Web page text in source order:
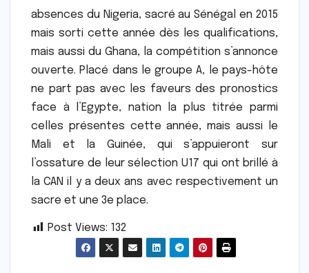
absences du Nigeria, sacré au Sénégal en 2015
mais sorti cette année dès les qualifications,
mais aussi du Ghana, la compétition s’annonce
ouverte. Placé dans le groupe A, le pays-hôte
ne part pas avec les faveurs des pronostics
face à l’Egypte, nation la plus titrée parmi
celles présentes cette année, mais aussi le
Mali et la Guinée, qui s’appuieront sur
l’ossature de leur sélection U17 qui ont brillé à
la CAN il y a deux ans avec respectivement un
sacre et une 3e place.
Post Views: 132